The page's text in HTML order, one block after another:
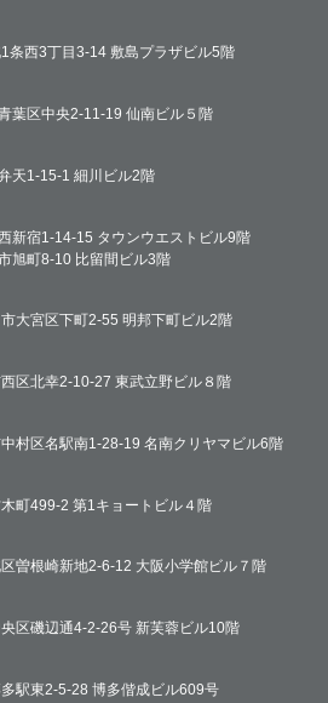
条西3丁目3-14 敷島プラザビル5階
区中央2-11-19 仙南ビル５階
天1-15-1 細川ビル2階
宿1-14-15 タウンウエストビル9階
旭町8-10 比留間ビル3階
大宮区下町2-55 明邦下町ビル2階
区北幸2-10-27 東武立野ビル８階
村区名駅南1-28-19 名南クリヤマビル6階
町499-2 第1キョートビル４階
曽根崎新地2-6-12 大阪小学館ビル７階
区磯辺通4-2-26号 新芙蓉ビル10階
駅東2-5-28 博多偕成ビル609号